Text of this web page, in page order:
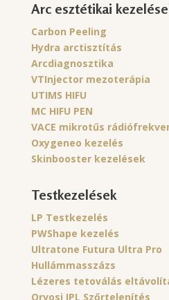
Arc esztétikai
Carbon Peeling
Hydra arctisztítás
Arcdiagnosztika
VTInjector mezoterápia
UTIMS HIFU
MC HIFU PEN
VACE mikrotűs
Oxygeneo kezelés
Skinbooster kezelések
Testkezelések
LP Testkezelés
PWShape kezelés
Ultratone Futura Ultra Pro
Hullámmasszázs
Lézeres tetoválás
Orvosi IPL Szőrtelenítés